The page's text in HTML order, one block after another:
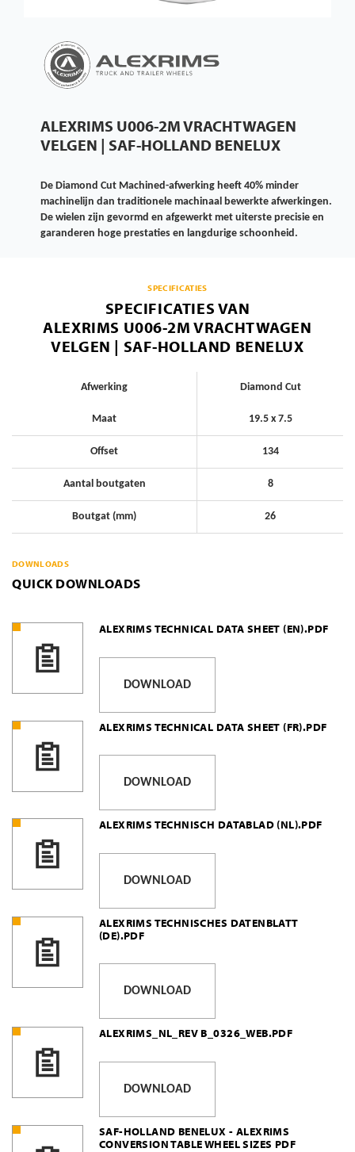
ALEXRIMS U006-2M VRACHTWAGEN
VELGEN | SAF-HOLLAND BENELUX
De Diamond Cut Machined-afwerking heeft 40% minder
machinelijn dan traditionele machinaal bewerkte afwerkingen.
De wielen zijn gevormd en afgewerkt met uiterste precisie en
garanderen hoge prestaties en langdurige schoonheid.
SPECIFICATIES
SPECIFICATIES VAN
ALEXRIMS U006-2M VRACHTWAGEN
VELGEN | SAF-HOLLAND BENELUX
Afwerking Diamond Cut
Maat 19.5 x 7.5
Offset 134
Aantal boutgaten 8
Boutgat (mm) 26
DOWNLOADS
QUICK DOWNLOADS
ALEXRIMS TECHNICAL DATA SHEET (EN).PDF
DOWNLOAD
ALEXRIMS TECHNICAL DATA SHEET (FR).PDF
DOWNLOAD
ALEXRIMS TECHNISCH DATABLAD (NL).PDF
DOWNLOAD
ALEXRIMS TECHNISCHES DATENBLATT
(DE).PDF
DOWNLOAD
ALEXRIMS_NL_REV B_0326_WEB.PDF
DOWNLOAD
SAF-HOLLAND BENELUX - ALEXRIMS
CONVERSION TABLE WHEEL SIZES PDF